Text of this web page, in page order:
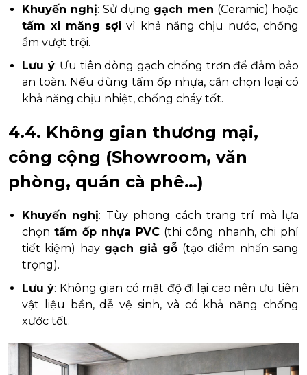
Khuyến nghị: Sử dụng gạch men (Ceramic) hoặc
tấm xi măng sợi vì khả năng chịu nước, chống
ẩm vượt trội.
Lưu ý: Ưu tiên dòng gạch chống trơn để đảm bảo
an toàn. Nếu dùng tấm ốp nhựa, cần chọn loại có
khả năng chịu nhiệt, chống cháy tốt.
4.4. Không gian thương mại,
công cộng (Showroom, văn
phòng, quán cà phê…)
Khuyến nghị: Tùy phong cách trang trí mà lựa
chọn tấm ốp nhựa PVC (thi công nhanh, chi phí
tiết kiệm) hay gạch giả gỗ (tạo điểm nhấn sang
trọng).
Lưu ý: Không gian có mật độ đi lại cao nên ưu tiên
vật liệu bền, dễ vệ sinh, và có khả năng chống
xước tốt.